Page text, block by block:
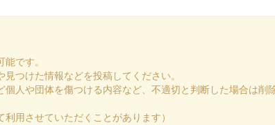
です。
つけた情報などを投稿してください。
人や団体を傷つける内容など、不適切と判断した場合は削
利用させていただくことがあります）